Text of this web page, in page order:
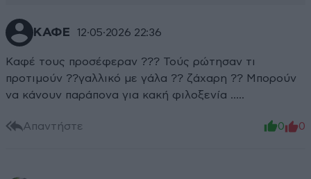
ΚΑΦΕ 12·05·2026 22:36
Καφέ τους προσέφεραν ??? Τούς ρώτησαν τι
προτιμούν ??γαλλικό με γάλα ?? ζάχαρη ?? Μπορούν
να κάνουν παράπονα για κακή φιλοξενία …..
Απαντήστε 0 0